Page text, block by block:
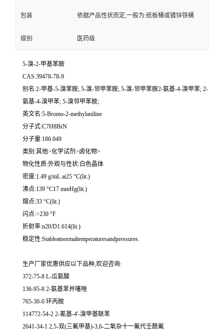
包装 依据产品性状而定,一般为:纸板桶或镀锌铁桶
级别 医药级
5-溴-2-甲基苯胺
CAS:39478-78-9
别名:2-甲基-5-溴苯胺; 5-溴-邻甲苯胺; 5-溴-邻甲苯胺2-氨基-4-溴甲苯; 2-
氨基-4-溴甲苯; 5-溴邻甲苯胺;
英文名:5-Bromo-2-methylaniline
分子式:C7H8BrN
分子量:186.049
类别:其他>化学试剂>卤化物>
物化性质:外观与性状:白色晶体
密度:1.49 g/mL at25 °C(lit.)
沸点:139 °C17 mmHg(lit.)
熔点:33 °C(lit.)
闪点:>230 °F
折射率:n20/D1.614(lit.)
稳定性:Stableatnormaltemperaturesandpressures.
生产厂家优惠供应以下品种,欢迎咨询:
372-75-8 L-瓜氨酸
136-95-8 2-氨基苯并噻唑
765-30-0 环丙胺
114772-54-2 2-氰基-4'-溴甲基联苯
2641-34-1 2,5-双(三氟甲基)-3,6-二氧杂十一氟代壬酰氟